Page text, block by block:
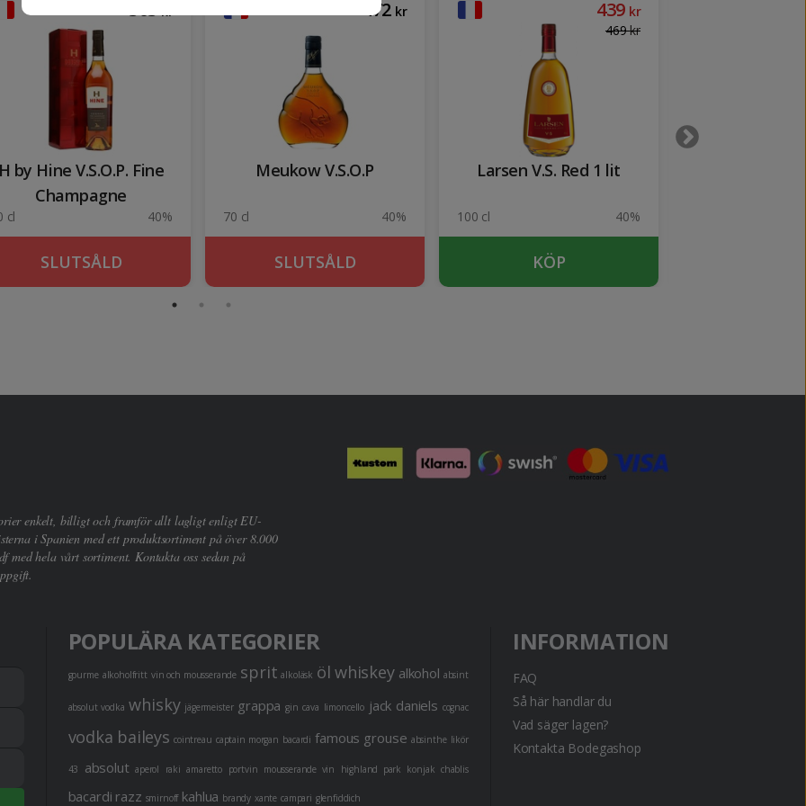
505kr
H by Hine V.S.O.P. Fine
Champagne
cl 40%
SLUTSÅLD
472 kr
Meukow V.S.O.P
70 cl 40%
SLUTSÅLD
439 kr
469kr
Larsen V.S. Red 1 lit
100 cl 40%
KÖP
enkelt, billigt och framför allt lagligt enligt EU-
i Spanien med ett produktsortiment på över 8.000
hela vårt sortiment. Kontakta oss sedan på
POPULÄRA KATEGORIER
gourme alkoholfritt vin och mousserande sprit alkoläsk öl whiskey alkohol absint
absolut vodka whisky jägermeister grappa gin cava limoncello jack daniels cognac
vodka baileys cointreau captain morgan bacardi famous grouse absinthe likör
43 absolut aperol raki amaretto portvin mousserande vin highland park konjak chablis
bacardi razz smirnoff kahlua brandy xante campari glenfiddich
INFORMATION
FAQ
Så här handlar du
Vad säger lagen?
Kontakta Bodegashop